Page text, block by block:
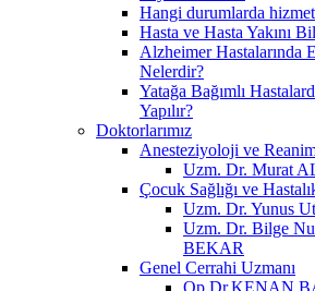
Hangi durumlarda hizmet
Hasta ve Hasta Yakını
Alzheimer Hastalarında
Nelerdir?
Yatağa Bağımlı
Yapılır?
Doktorlarımız
Anesteziyoloji ve
Uzm. Dr. Murat
Çocuk Sağlığı ve
Uzm. Dr. Yunus
Uzm. Dr. Bilge
BEKAR
Genel Cerrahi Uzmanı
Op.Dr.KENAN